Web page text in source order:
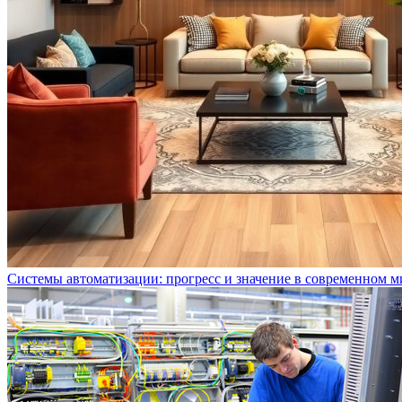
Системы автоматизации: прогресс и значение в современном